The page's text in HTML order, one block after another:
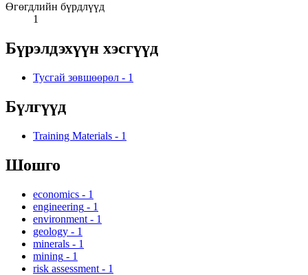
Өгөгдлийн бүрдлүүд
1
Бүрэлдэхүүн хэсгүүд
Тусгай зөвшөөрөл - 1
Бүлгүүд
Training Materials - 1
Шошго
economics - 1
engineering - 1
environment - 1
geology - 1
minerals - 1
mining - 1
risk assessment - 1